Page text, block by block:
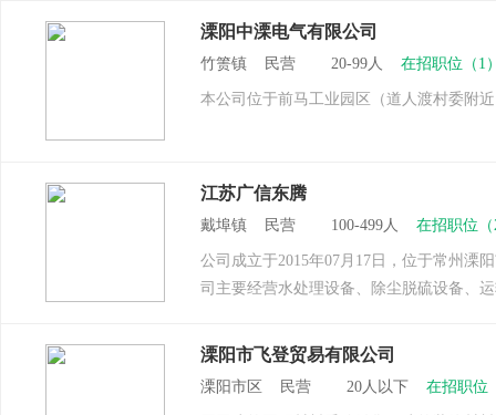
溧阳中溧电气有限公司
竹箦镇 民营 20-99人 在招职位（1
本公司位于前马工业园区（道人渡村委附
江苏广信东腾
戴埠镇 民营 100-499人 在招职位（
公司成立于2015年07月17日，位于常州溧
司主要经营水处理设备、除尘脱硫设备、
溧阳市飞登贸易有限公司
溧阳市区 民营 20人以下 在招职位